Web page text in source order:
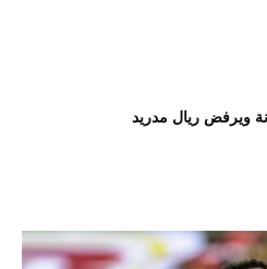
ويرفض ريال مدريد